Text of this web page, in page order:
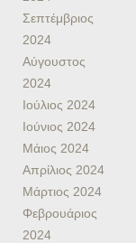
Σεπτέμβριος
2024
Αύγουστος
2024
Ιούλιος 2024
Ιούνιος 2024
Μάιος 2024
Απρίλιος 2024
Μάρτιος 2024
Φεβρουάριος
2024